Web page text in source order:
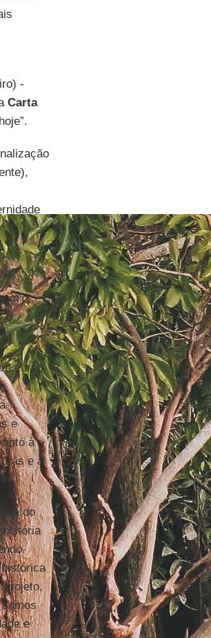
-
Carta
e
curso
e
à
e à
do
projeto,
e